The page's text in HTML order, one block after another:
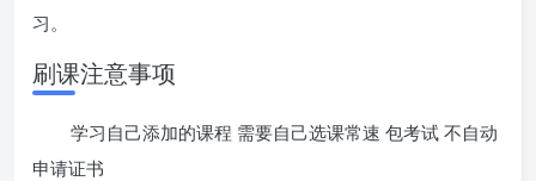
习。
刷课注意事项
学习自己添加的课程 需要自己选课常速 包考试 不自动
申请证书